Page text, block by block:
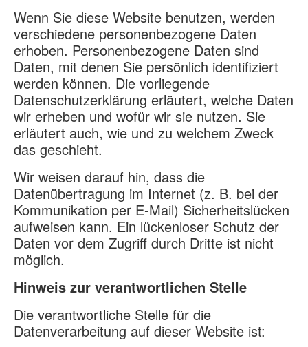
Wenn Sie diese Website benutzen, werden
verschiedene personenbezogene Daten
erhoben. Personenbezogene Daten sind
Daten, mit denen Sie persönlich identifiziert
werden können. Die vorliegende
Datenschutzerklärung erläutert, welche Daten
wir erheben und wofür wir sie nutzen. Sie
erläutert auch, wie und zu welchem Zweck
das geschieht.
Wir weisen darauf hin, dass die
Datenübertragung im Internet (z. B. bei der
Kommunikation per E-Mail) Sicherheitslücken
aufweisen kann. Ein lückenloser Schutz der
Daten vor dem Zugriff durch Dritte ist nicht
möglich.
Hinweis zur verantwortlichen Stelle
Die verantwortliche Stelle für die
Datenverarbeitung auf dieser Website ist: